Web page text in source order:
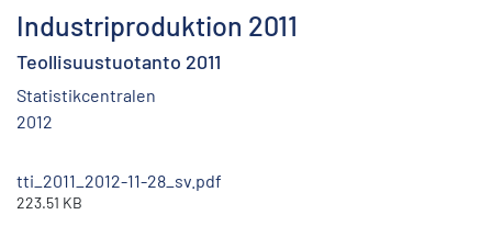
Industriproduktion 2011
Teollisuustuotanto 2011
Statistikcentralen
2012
tti_2011_2012-11-28_sv.pdf
223.51 KB